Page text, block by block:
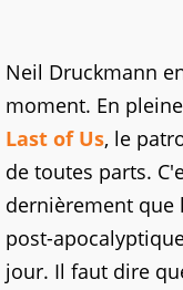
Neil Druckmann
moment. En
Last of Us, le
de toutes parts.
dernièrement que
post-
jour. Il faut dire